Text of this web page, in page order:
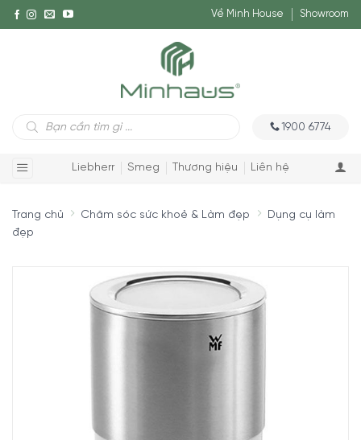
Về Minh House Showroom
Tìm
kiếm
1900 6774
Liebherr Smeg Thương hiệu Liên hệ
Trang chủ Chăm sóc sức khoẻ & Làm đẹp
Dụng cụ làm
đẹp